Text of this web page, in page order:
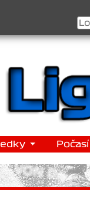
Nováček , 3.
Počasí